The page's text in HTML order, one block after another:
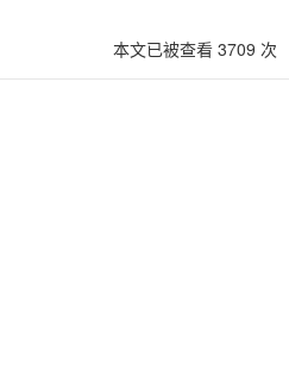
本文已被查看 3709 次